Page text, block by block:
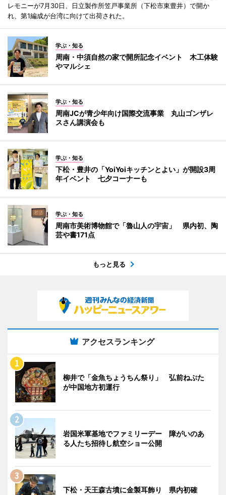
レモニーが7月30日、日立製作所笠戸事業所（下松市東豊井）で開か
れ、第1編成が台湾に向けて出荷された。
学ぶ・知る
周南・中須自然の家で開所記念イベント 木工体験
やマルシェ
学ぶ・知る
周南JCが青少年向け国際交流事業 丸山ゴンザレ
スさん講演会も
学ぶ・知る
下松・豊井の「YoiYoiキッチンとよい」が開設3周
年イベント 七夕コーナーも
学ぶ・知る
周南市美術博物館で「魯山人の宇宙」 県内初、陶
芸や書171点
もっと見る
アクセスランキング
柳井で「金魚ちょうちん祭り」 弘前ねぷた
が中国地方初運行
岩国米軍基地でファミリーデー 障がいのあ
る人たち招待し航空ショー公開
下松・天王森古墳に金製耳飾り 県内初確